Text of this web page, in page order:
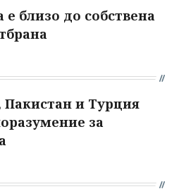
близо до собствена
Пакистан и Турция
за